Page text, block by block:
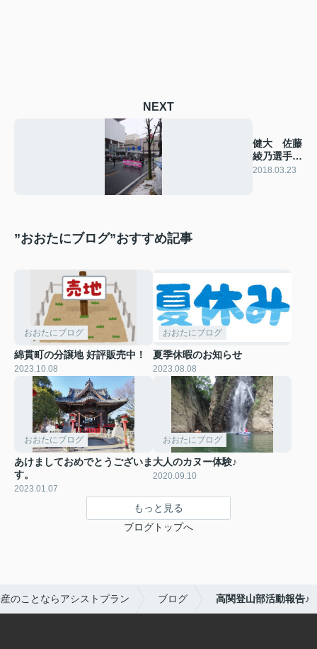
NEXT
健大 佐藤
綾乃選手の
凱旋パレー
2018.03.23
”おおたにブログ”おすすめ記事
おおたにブログ
綿貫町の分譲地 好評販売中！
2023.10.08
おおたにブログ
夏季休暇のお知らせ
2023.08.08
おおたにブログ
あけましておめでとうございま
す。
2023.01.07
おおたにブログ
大人のカヌー体験♪
2020.09.10
もっと見る
ブログトップへ
のことならアシストプラン ブログ 高関登山部活動報告♪